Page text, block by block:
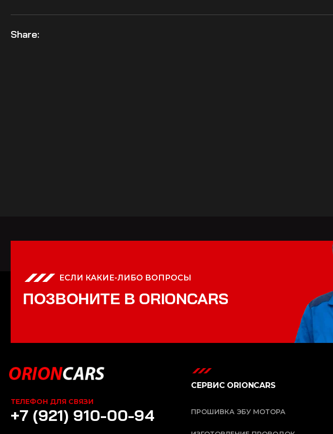
Share:
ЕСЛИ КАКИЕ-ЛИБО ВОПРОСЫ
ПОЗВОНИТЕ В ORIONCARS
ТЕЛЕФОН ДЛЯ СВЯЗИ
+7 (921) 910-00-94
СЕРВИС ORIONCARS
ПРОШИВКА ЭБУ МОТОРА